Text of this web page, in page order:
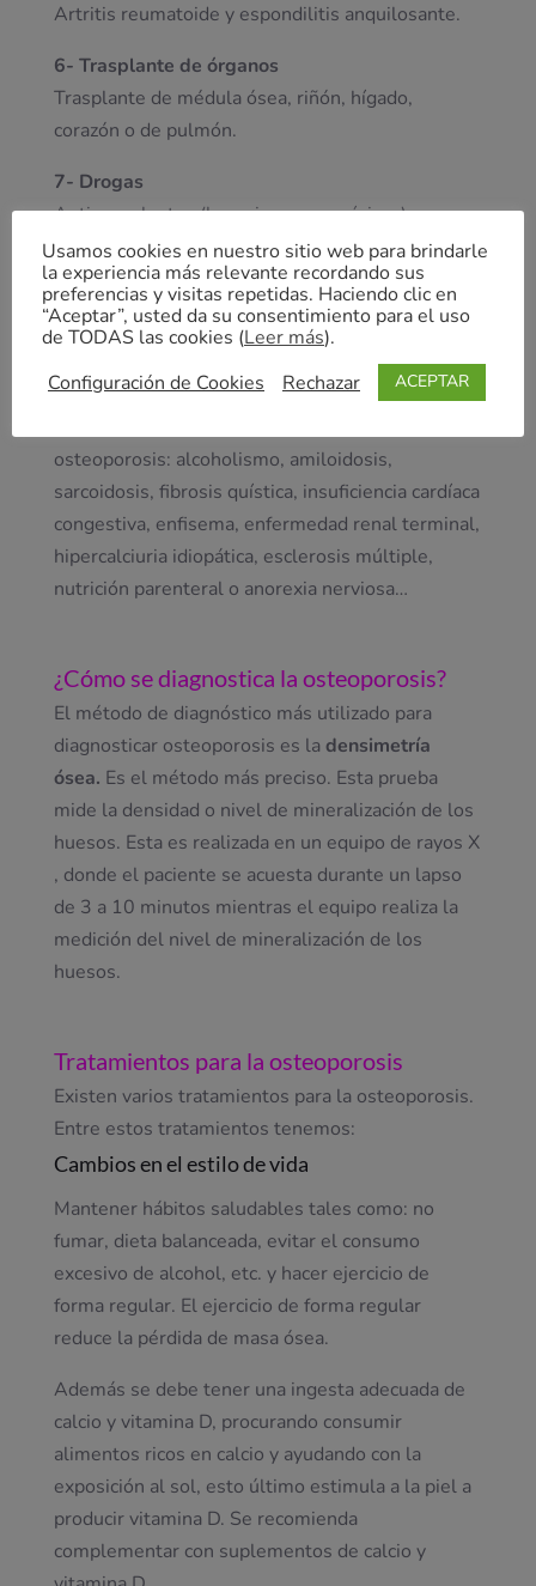
Artritis reumatoide y espondilitis anquilosante.
6- Trasplante de órganos
Trasplante de médula ósea, riñón, hígado,
corazón o de pulmón.
7- Drogas
Anticoagulantes (heparina y cumarínicos),
anticomiciales (antiepilépticos), ciclosporina y
tacrolimus, drogas citotóxicas, glucocorticoides y
ACTH (corticotropina), agonistas de la hormona
liberadora de gonadotropinas o metrotexate.
8- Otros factores
osteoporosis: alcoholismo, amiloidosis,
sarcoidosis, fibrosis quística, insuficiencia cardíaca
congestiva, enfisema, enfermedad renal terminal,
hipercalciuria idiopática, esclerosis múltiple,
nutrición parenteral o anorexia nerviosa…
¿Cómo se diagnostica la osteoporosis?
El método de diagnóstico más utilizado para
diagnosticar osteoporosis es la densimetría
ósea. Es el método más preciso. Esta prueba
mide la densidad o nivel de mineralización de los
huesos. Esta es realizada en un equipo de rayos X
, donde el paciente se acuesta durante un lapso
de 3 a 10 minutos mientras el equipo realiza la
medición del nivel de mineralización de los
huesos.
Tratamientos para la osteoporosis
Existen varios tratamientos para la osteoporosis.
Entre estos tratamientos tenemos:
Cambios en el estilo de vida
Mantener hábitos saludables tales como: no
fumar, dieta balanceada, evitar el consumo
excesivo de alcohol, etc. y hacer ejercicio de
forma regular. El ejercicio de forma regular
reduce la pérdida de masa ósea.
Además se debe tener una ingesta adecuada de
calcio y vitamina D, procurando consumir
alimentos ricos en calcio y ayudando con la
exposición al sol, esto último estimula a la piel a
producir vitamina D. Se recomienda
complementar con suplementos de calcio y
Usamos cookies en nuestro sitio web para brindarle
la experiencia más relevante recordando sus
preferencias y visitas repetidas. Haciendo clic en
“Aceptar”, usted da su consentimiento para el uso
de TODAS las cookies (Leer más).
Configuración de Cookies
Rechazar ACEPTAR